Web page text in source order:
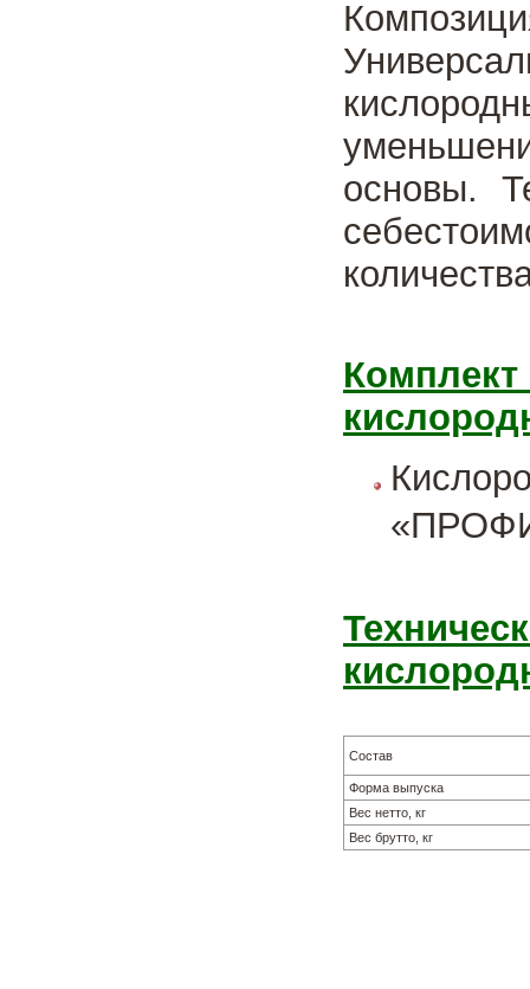
основы.
Состав
Форма выпуска
Вес нетто, кг
Вес брутто, кг